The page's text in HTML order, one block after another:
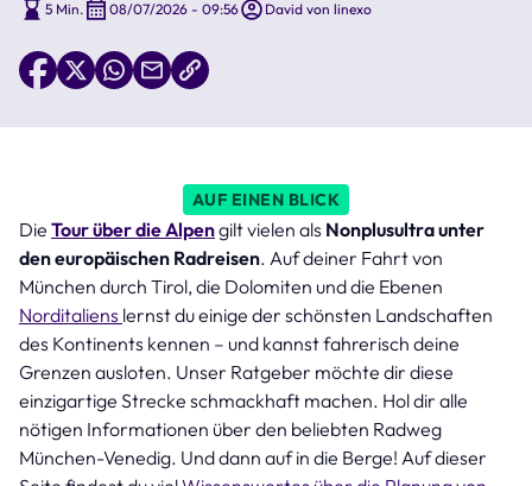
5 Min. 08/07/2026 - 09:56 David von linexo
AUF EINEN BLICK
Die Tour über die Alpengilt vielen als Nonplusultra unter
den europäischen Radreisen. Auf deiner Fahrt von
München durch Tirol, die Dolomiten und die Ebenen
Norditaliens lernst du einige der schönsten Landschaften
des Kontinents kennen – und kannst fahrerisch deine
Grenzen ausloten. Unser Ratgeber möchte dir diese
einzigartige Strecke schmackhaft machen. Hol dir alle
nötigen Informationen über den beliebten Radweg
München-Venedig. Und dann auf in die Berge! Auf dieser